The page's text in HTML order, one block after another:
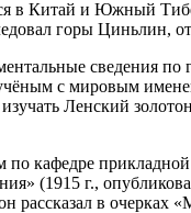
в Китай и Южный
горы Циньлин,
сведения
с мировым
Ленский
по кафедре
(1915 г.,
рассказал в